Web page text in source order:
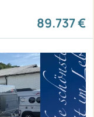
89.737 €